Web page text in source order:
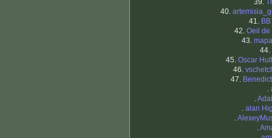
39.
40.
41.
42. Oeil de
43.
44.
45. Oscar
46.
47.
.
.
. alan
.
.